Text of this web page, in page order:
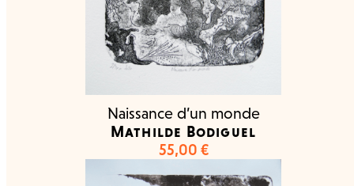
Naissance d’un monde
Mathilde Bodiguel
55,00 €